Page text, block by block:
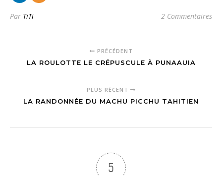
Par TiTi 2 Commentaires
PRÉCÉDENT
LA ROULOTTE LE CRÉPUSCULE À PUNAAUIA
PLUS RÉCENT
LA RANDONNÉE DU MACHU PICCHU TAHITIEN
5